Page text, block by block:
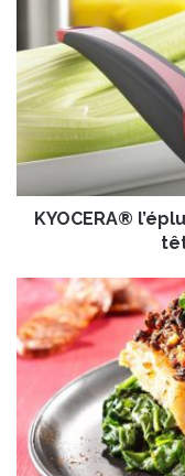
O
C
E
l
c
h
l
KYOCERA®
v
é